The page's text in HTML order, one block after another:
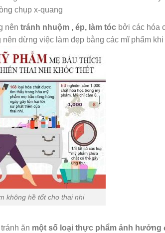
chụp x-quang
nên tránh nhuộm , ép, làm tócbởi các hóa
nên dừng việc làm đẹp bằng các mĩ phẩm
không hề tốt cho thai nhi
ăn một số loại thực phẩm ảnh hưởng